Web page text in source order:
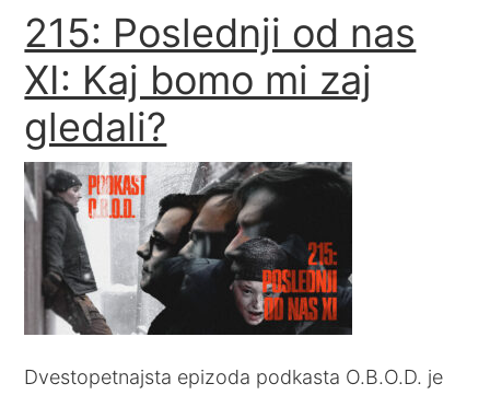
215: Poslednji od nas
XI: Kaj bomo mi zaj
gledali?
Dvestopetnajsta epizoda podkasta O.B.O.D. je